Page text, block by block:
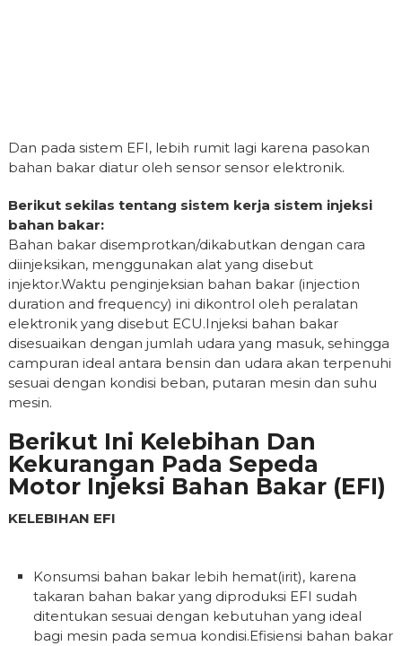
Dan pada sistem EFI, lebih rumit lagi karena pasokan
bahan bakar diatur oleh sensor sensor elektronik.
Berikut sekilas tentang sistem kerja sistem injeksi
bahan bakar:
Bahan bakar disemprotkan/dikabutkan dengan cara
diinjeksikan, menggunakan alat yang disebut
injektor.Waktu penginjeksian bahan bakar (injection
duration and frequency) ini dikontrol oleh peralatan
elektronik yang disebut ECU.Injeksi bahan bakar
disesuaikan dengan jumlah udara yang masuk, sehingga
campuran ideal antara bensin dan udara akan terpenuhi
sesuai dengan kondisi beban, putaran mesin dan suhu
mesin.
Berikut Ini Kelebihan Dan
Kekurangan Pada Sepeda
Motor Injeksi Bahan Bakar (EFI)
KELEBIHAN EFI
Konsumsi bahan bakar lebih hemat(irit), karena
takaran bahan bakar yang diproduksi EFI sudah
ditentukan sesuai dengan kebutuhan yang ideal
bagi mesin pada semua kondisi.Efisiensi bahan bakar